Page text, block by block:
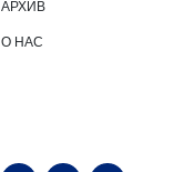
АРХИВ
О НАС